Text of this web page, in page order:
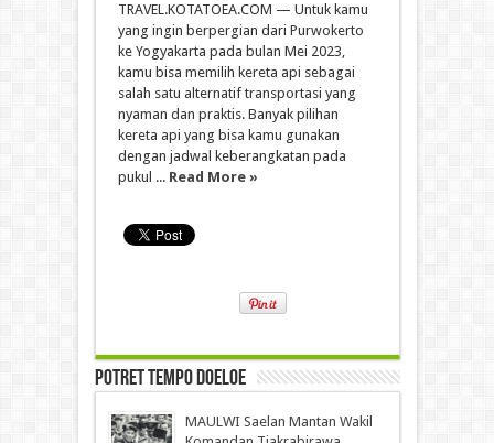
TRAVEL.KOTATOEA.COM — Untuk kamu
yang ingin berpergian dari Purwokerto
ke Yogyakarta pada bulan Mei 2023,
kamu bisa memilih kereta api sebagai
salah satu alternatif transportasi yang
nyaman dan praktis. Banyak pilihan
kereta api yang bisa kamu gunakan
dengan jadwal keberangkatan pada
pukul ... Read More »
Potret Tempo Doeloe
MAULWI Saelan Mantan Wakil